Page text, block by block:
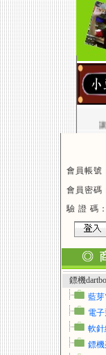
讓飛
會員帳號
會員密碼
驗 證 碼：
鏢機
藍
電
軟
鏢